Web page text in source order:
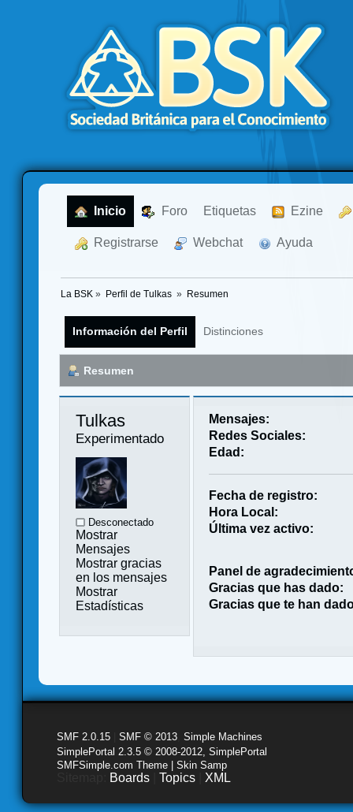
Inicio Foro Etiquetas Ezine
Registrarse Webchat Ayuda
La BSK » Perfil de Tulkas » Resumen
Información del Perfil Distinciones
Resumen
Tulkas
Experimentado
Desconectado
Mostrar
Mensajes
Mostrar gracias
en los mensajes
Mostrar
Estadísticas
Mensajes:
Redes Sociales:
Edad:
Fecha de registro:
Hora Local:
Última vez activo:
Panel de
Gracias que has dado:
Gracias que te han
SMF 2.0.15 SMF © 2013 Simple Machines
SimplePortal 2.3.5 © 2008-2012, SimplePortal
SMFSimple.com Theme | Skin Samp
Boards Topics XML